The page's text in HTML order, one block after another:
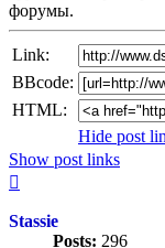
форумы.
Link:
BBcode:
HTML:
Hide post
Show post links
Stassie
Posts: 296